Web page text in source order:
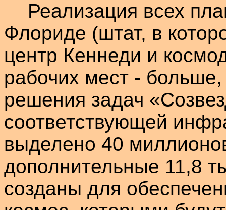
Реализация всех
Флориде (штат, в
центр Кеннеди и
рабочих мест -
решения задач
соответствующей
выделено 40
дополнительные 11,8
созданы для